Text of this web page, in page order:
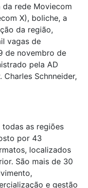
da rede Moviecom
X), boliche, a
da região,
vagas de
de novembro de
pela AD
Schnneider,
as regiões
por 43
localizados
São mais de 30
e gestão